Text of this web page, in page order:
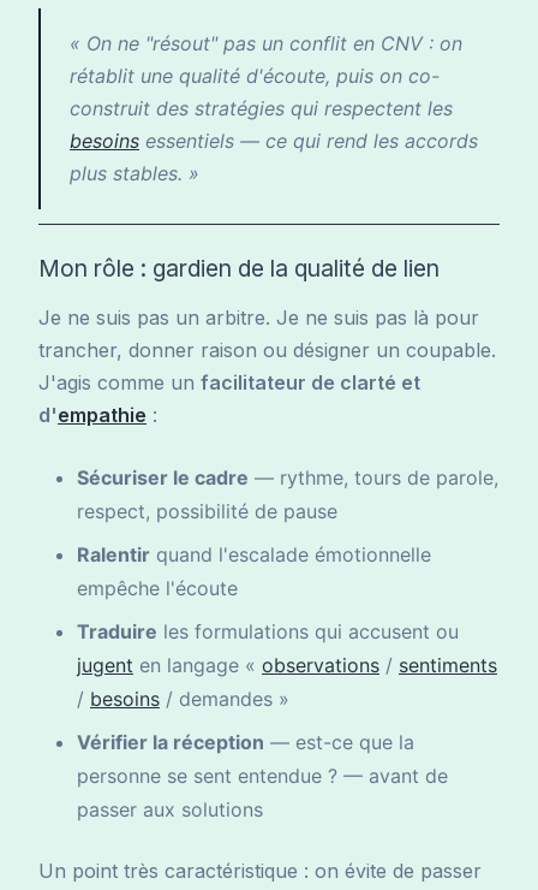
« On ne "résout" pas un conflit en CNV : on
rétablit une qualité d'écoute, puis on co-
construit des stratégies qui respectent les
besoins essentiels — ce qui rend les accords
plus stables. »
Mon rôle : gardien de la qualité de lien
Je ne suis pas un arbitre. Je ne suis pas là pour
trancher, donner raison ou désigner un coupable.
J'agis comme un facilitateur de clarté et
d'empathie :
Sécuriser le cadre — rythme, tours de parole,
respect, possibilité de pause
Ralentir quand l'escalade émotionnelle
empêche l'écoute
Traduire les formulations qui accusent ou
jugent en langage « observations / sentiments
/ besoins / demandes »
Vérifier la réception — est-ce que la
personne se sent entendue ? — avant de
passer aux solutions
Un point très caractéristique : on évite de passer